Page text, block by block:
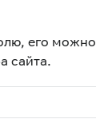
его можно
сайта.